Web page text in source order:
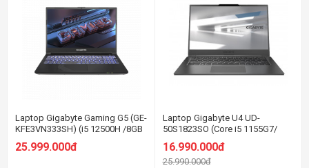
Laptop Gigabyte Gaming G5 (GE-
KFE3VN333SH) (i5 12500H /8GB
Ram/512GB SSD/RTX4060
8G/15.6 inch FHD 144Hz/Win 11/
25.999.000đ
Laptop Gigabyte U4 UD-
50S1823SO (Core i5 1155G7/
16Gb/ 512Gb SSD/ 14.0"
FHD/VGA on/ Win11/Silver/vỏ
nhôm/Balo)
16.990.000đ
25.990.000đ